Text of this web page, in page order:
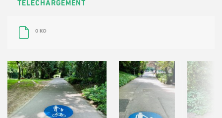
TÉLÉCHARGEMENT
0 KO